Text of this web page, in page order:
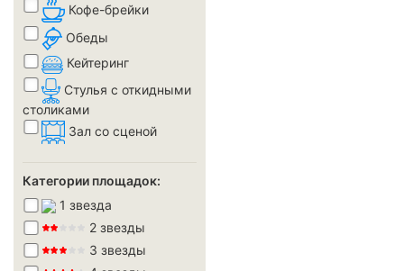
Кофе-брейки
Обеды
Кейтеринг
Стулья с откидными
столиками
Зал со сценой
Категории площадок:
1 звезда
2 звезды
3 звезды